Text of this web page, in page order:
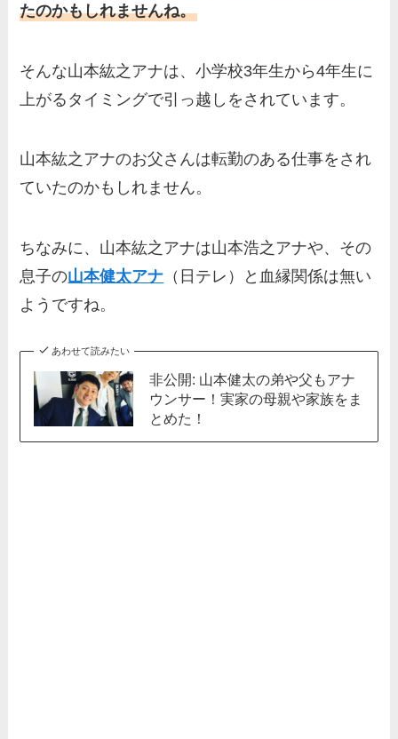
たのかもしれませんね。
そんな山本紘之アナは、小学校3年生から4年生に
上がるタイミングで引っ越しをされています。
山本紘之アナのお父さんは転勤のある仕事をされ
ていたのかもしれません。
ちなみに、山本紘之アナは山本浩之アナや、その
息子の山本健太アナ （日テレ）と血縁関係は無い
ようですね。
あわせて読みたい
非公開: 山本健太の弟や父もアナ
ウンサー！実家の母親や家族をま
とめた！